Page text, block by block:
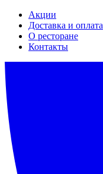
Акции
Доставка и оплата
О ресторане
Контакты